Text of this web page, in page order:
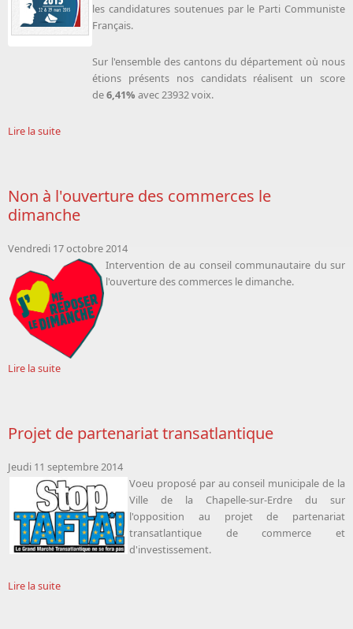
les candidatures soutenues par le Parti Communiste
Français.
Sur l'ensemble des cantons du département où nous
étions présents nos candidats réalisent un score
de6,41% avec 23932 voix.
Lire la suite
Non à l'ouverture des commerces le
dimanche
Vendredi 17 octobre 2014
Intervention de au conseil communautaire du sur
l'ouverture des commerces le dimanche.
Lire la suite
Projet de partenariat transatlantique
Jeudi 11 septembre 2014
Voeu proposé par au conseil municipale de la
Ville de la Chapelle-sur-Erdre du sur
l'opposition au projet de partenariat
transatlantique de commerce et
d'investissement.
Lire la suite